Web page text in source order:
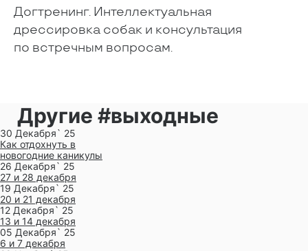
Догтренинг. Интеллектуальная
дрессировка собак и консультация
по встречным вопросам.
Другие #выходные
30 Декабря` 25
Как отдохнуть в
новогодние каникулы
26 Декабря` 25
27 и 28 декабря
19 Декабря` 25
20 и 21 декабря
12 Декабря` 25
13 и 14 декабря
05 Декабря` 25
6 и 7 декабря